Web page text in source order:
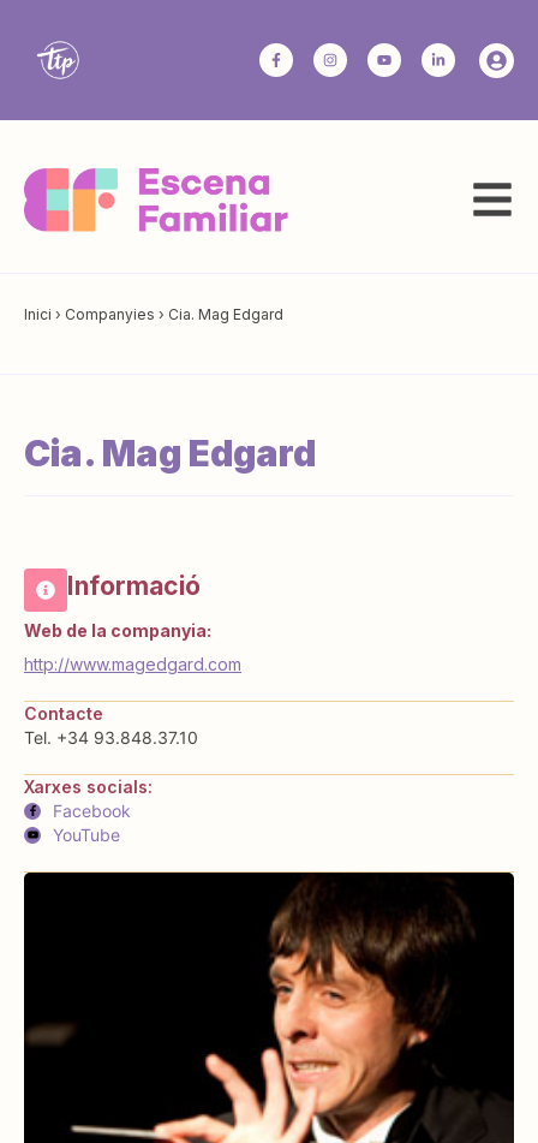
Inici › Companyies › Cia. Mag Edgard
Cia. Mag Edgard
Informació
Web de la companyia:
http://www.magedgard.com
Contacte
Tel. +34 93.848.37.10
Xarxes socials:
Facebook
YouTube